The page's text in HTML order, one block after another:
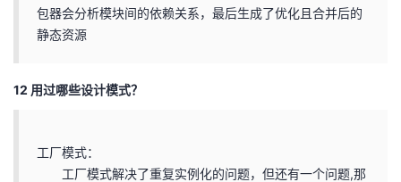
包器会分析模块间的依赖关系，最后生成了优化且合并后的
静态资源
12 用过哪些设计模式？
工厂模式：
工厂模式解决了重复实例化的问题，但还有一个问题,那